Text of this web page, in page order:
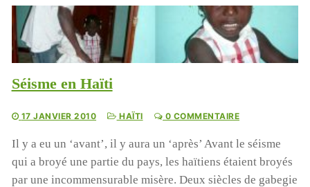
Séisme en Haïti
17 JANVIER 2010 HAÏTI 0 COMMENTAIRE
Il y a eu un ‘avant’, il y aura un ‘après’ Avant le séisme
qui a broyé une partie du pays, les haïtiens étaient broyés
par une incommensurable misère. Deux siècles de gabegie